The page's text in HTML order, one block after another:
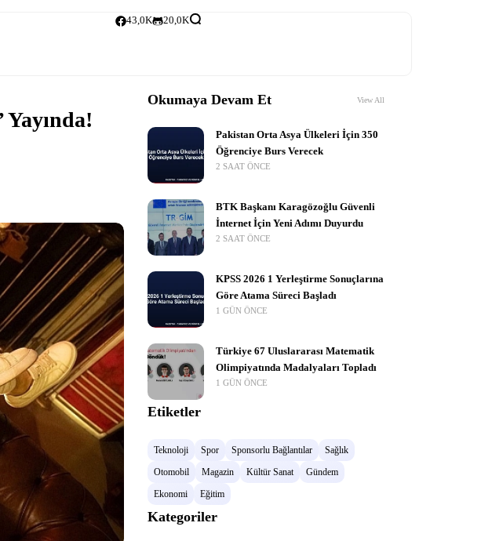
43,0K 20,0K
Yayında!
Okumaya Devam Et View All
Pakistan Orta Asya Ülkeleri İçin 350
Öğrenciye Burs Verecek
2 SAAT ÖNCE
BTK Başkanı Karagözoğlu Güvenli
İnternet İçin Yeni Adımı Duyurdu
2 SAAT ÖNCE
KPSS 2026 1 Yerleştirme Sonuçlarına
Göre Atama Süreci Başladı
1 GÜN ÖNCE
Türkiye 67 Uluslararası Matematik
Olimpiyatında Madalyaları Topladı
1 GÜN ÖNCE
Etiketler
Teknoloji Spor Sponsorlu Bağlantılar
Sağlık
Otomobil
Magazin Kültür Sanat
Gündem
Ekonomi
Eğitim
Kategoriler